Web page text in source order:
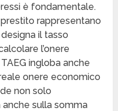
è fondamentale.
rappresentano
il tasso
l’onere
ingloba anche
onere economico
non solo
anche sulla somma